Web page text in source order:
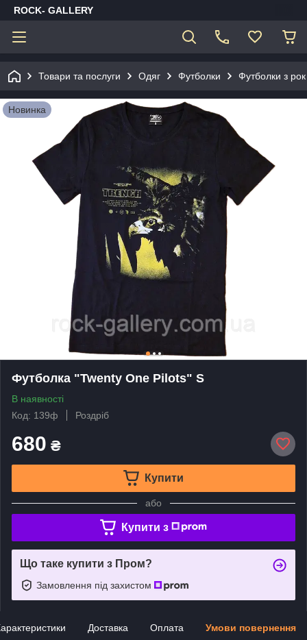
ROCK- GALLERY
Товари та послуги Одяг Футболки Футболки з
Новинка
Футболка "Twenty One Pilots" S
В наявності
Код: 139ф
Роздріб
680 ₴
Купити
або
Купити з
Що таке купити з Пром?
Замовлення під захистом
Доставка Оплата Умови повернення